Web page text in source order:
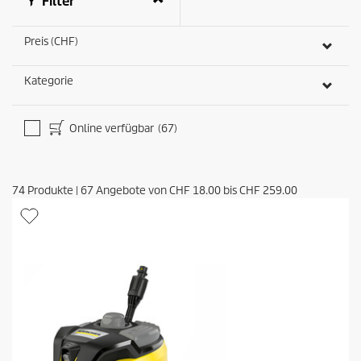
Preis (CHF)
Kategorie
Online verfügbar (67)
74 Produkte 67Angebote vonCHF 18.00 bisCHF 259.00